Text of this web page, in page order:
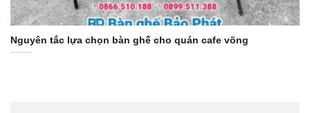
Nguyên tắc lựa chọn bàn ghế cho quán cafe võng